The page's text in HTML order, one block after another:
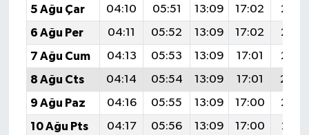
5 Ağu Çar
04:10 05:51 13:09 17:02
20:17
6 Ağu Per
04:11 05:52 13:09 17:02
20:16
7 Ağu Cum
04:13 05:53 13:09 17:01
20:15
8 Ağu Cts
04:14 05:54 13:09 17:01
9 Ağu Paz
04:16 05:55 13:09 17:00
20:13
10 Ağu Pts
04:17 05:56 13:09 17:00
20:11